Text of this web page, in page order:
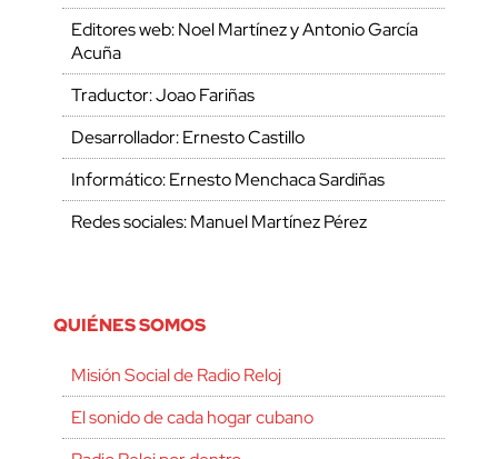
Editores web: Noel Martínez y Antonio García
Acuña
Traductor: Joao Fariñas
Desarrollador: Ernesto Castillo
Informático: Ernesto Menchaca Sardiñas
Redes sociales: Manuel Martínez Pérez
QUIÉNES SOMOS
Misión Social de Radio Reloj
El sonido de cada hogar cubano